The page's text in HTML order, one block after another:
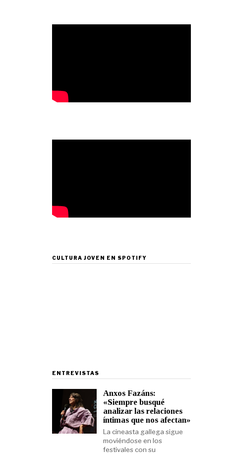
CULTURA JOVEN EN SPOTIFY
ENTREVISTAS
Anxos Fazáns:
«Siempre busqué
analizar las relaciones
íntimas que nos afectan»
La cineasta gallega sigue
moviéndose en los
festivales con su